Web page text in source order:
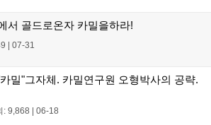
서 골드로온자 카밀을하라!
07-31
밀"그자체. 카밀연구원 오형박사의 공략.
: 9,868 | 06-18